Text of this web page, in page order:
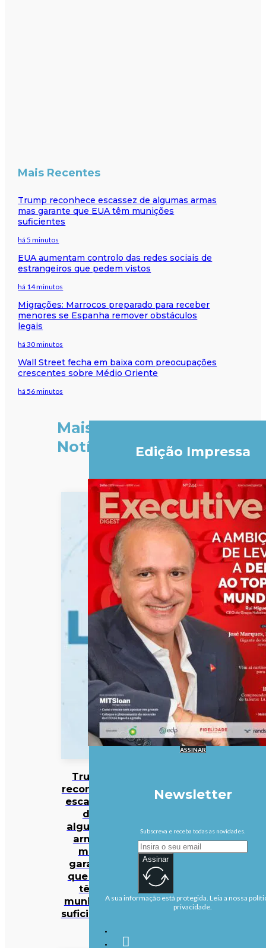
Mais Recentes
Trump reconhece escassez de algumas armas
mas garante que EUA têm munições
suficientes
há 5 minutos
EUA aumentam controlo das redes sociais de
estrangeiros que pedem vistos
há 14 minutos
Migrações: Marrocos preparado para receber
menores se Espanha remover obstáculos
legais
há 30 minutos
Wall Street fecha em baixa com preocupações
crescentes sobre Médio Oriente
há 56 minutos
Mais
Notícias
Trump
reconhece
escassez
de
algumas
armas
mas
garante
que EUA
têm
munições
suficientes
Edição Impressa
ASSINAR
Newsletter
Subscreva e receba todas as novidades.
Assinar
A sua informação está protegida. Leia a nossa
privacidade.